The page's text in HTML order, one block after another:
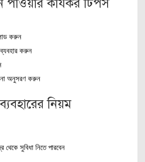
কার্যকর টিপস
করুন
করুন
অনুসরণ করুন
নিয়ম
থেকে সুবিধা নিতে পারবেন